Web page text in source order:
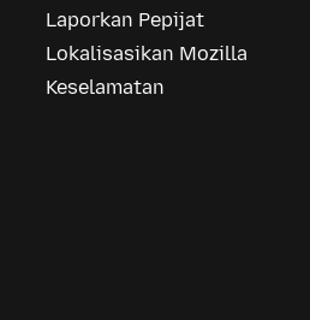
Laporkan Pepijat
Lokalisasikan Mozilla
Keselamatan